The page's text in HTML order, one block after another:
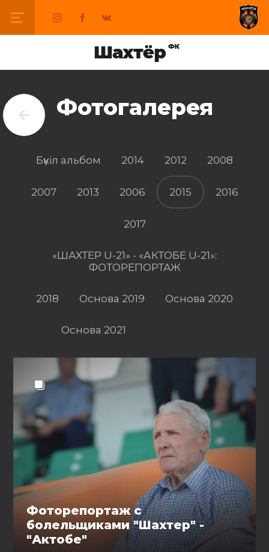
Фотогалерея
Бүкіл альбом 2014 2012 2008
2007 2013 2006 2015 2016
2017
«ШАХТЕР U-21» - «АКТОБЕ U-21»:
ФОТОРЕПОРТАЖ
2018 Основа 2019 Основа 2020
Основа 2021
Фоторепортаж с
болельщиками "Шахтер" -
"Актобе"